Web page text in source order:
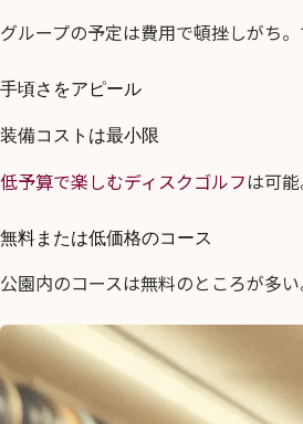
グループの予定は費用で頓挫しがち
手頃さをアピール
装備コストは最小限
低予算で楽しむディスクゴルフは可
無料または低価格のコース
公園内のコースは無料のところが多